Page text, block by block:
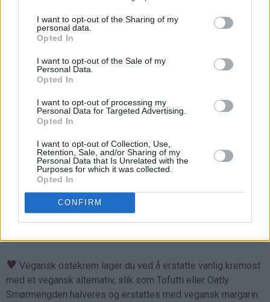
I want to opt-out of the Sharing of my
personal data.
Opted In
I want to opt-out of the Sale of my
Personal Data.
Opted In
I want to opt-out of processing my
Personal Data for Targeted Advertising.
Opted In
I want to opt-out of Collection, Use,
Retention, Sale, and/or Sharing of my
Personal Data that Is Unrelated with the
Purposes for which it was collected.
Opted In
CONFIRM
1 ts salt
3 dl vann
2 ts eplecidereddik
400 g gulrot (skrelt og renset vekt)
Ostekrem:
400 g kremost (se tips for vegansk alternativ)
800 g melis
2 ts vaniljeekstrakt
Bortsett fra at du her skal bruke stor langpanne (ca. 30 x 40
cm), er det samme fremgangsmåte, steketemperatur og
steketid som angitt ovenfor.
♥ Vegansk ostekrem lager du ved å erstatte vanlig kremost
med et vegansk alternativ, slik som Tofutti eller Oatly.
Smørmengden halveres og erstattes med vegansk margarin.